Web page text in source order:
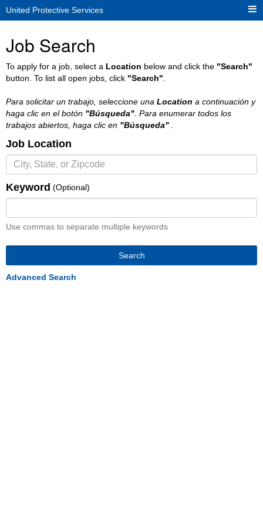
United Protective Services
Job Search
To apply for a job, select a Location below and click the "Search"
button. To list all open jobs, click "Search"
Para solicitar un trabajo, seleccione una Location a continuación y
haga clic en el botón "Búsqueda" . Para enumerar todos los
trabajos abiertos, haga clic en "Búsqueda"
Job Location
Keyword (Optional)
Use commas to separate multiple keywords
Search
Advanced Search